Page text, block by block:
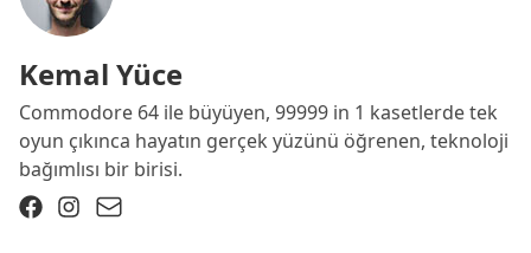
Kemal Yüce
Commodore 64 ile büyüyen, 99999 in 1 kasetlerde tek
oyun çıkınca hayatın gerçek yüzünü öğrenen, teknoloji
bağımlısı bir birisi.